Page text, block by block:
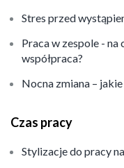
Stres przed
Praca w zespole - na
współpraca?
Nocna zmiana –
Czas pracy
Stylizacje do pracy